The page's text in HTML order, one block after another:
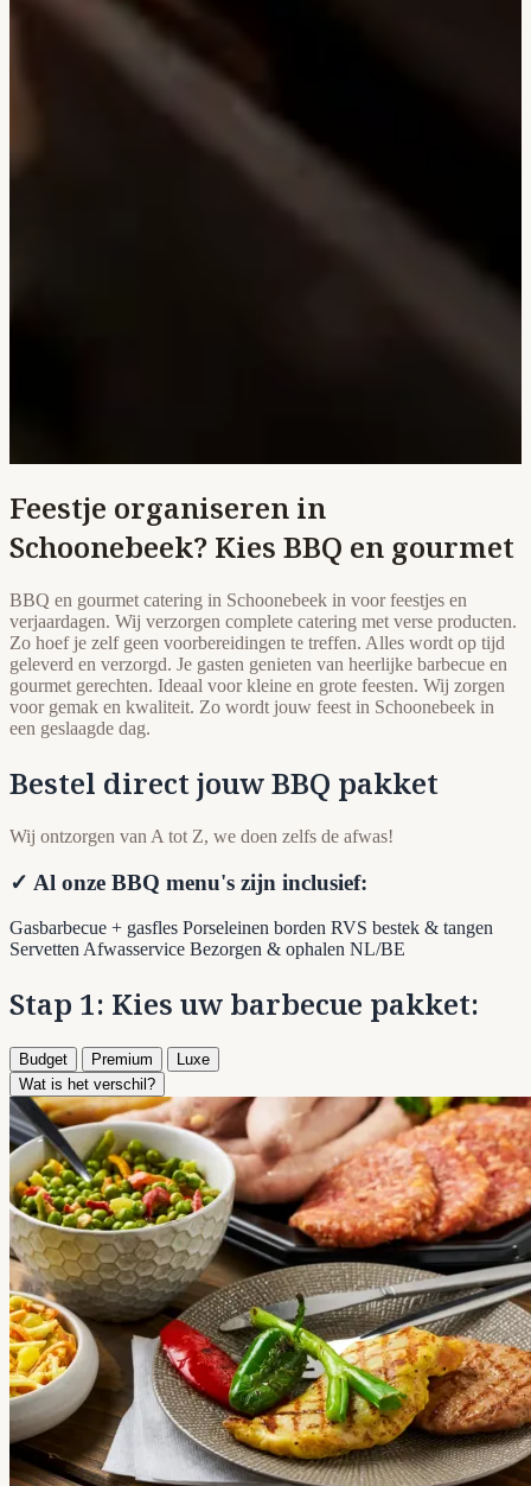
Feestje organiseren in
Schoonebeek? Kies BBQ en gourmet
BBQ en gourmet catering in Schoonebeek in voor feestjes en
verjaardagen. Wij verzorgen complete catering met verse producten.
Zo hoef je zelf geen voorbereidingen te treffen. Alles wordt op tijd
geleverd en verzorgd. Je gasten genieten van heerlijke barbecue en
gourmet gerechten. Ideaal voor kleine en grote feesten. Wij zorgen
voor gemak en kwaliteit. Zo wordt jouw feest in Schoonebeek in
een geslaagde dag.
Bestel direct jouw BBQ pakket
Wij ontzorgen van A tot Z, we doen zelfs de afwas!
✓ Al onze BBQ menu's zijn inclusief:
Gasbarbecue + gasfles Porseleinen borden RVS bestek & tangen
Servetten Afwasservice Bezorgen & ophalen NL/BE
Stap 1: Kies uw barbecue pakket:
Budget Premium
Luxe
Wat is het verschil?